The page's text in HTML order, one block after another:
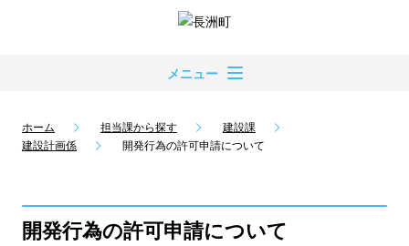
メニュー
ホーム 担当課から探す
建設課
建設計画係
開発行為の許可申請について
開発行為の許可申請について